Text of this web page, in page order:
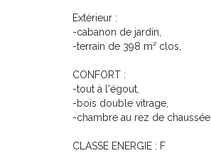
Extérieur :
-cabanon de jardin,
-terrain de 398 m² clos,
CONFORT :
-tout à l'égout,
-bois double vitrage,
-chambre au rez de chaussée.
CLASSE ENERGIE : F